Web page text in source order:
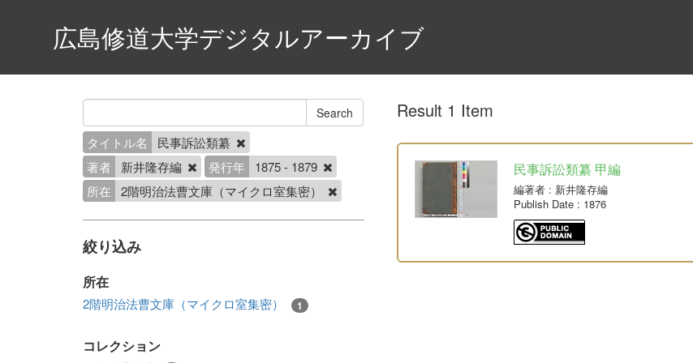
広島修道大学デジタルアーカイブ
タイトル名
民事訴訟類纂
著者
新井隆存編 発行年
1875 - 1879
所在
2階明治法曹文庫（マイクロ室集密）
絞り込み
所在
2階明治法曹文庫（マイクロ室集密） 1
コレクション
Result 1 Item
民事訴訟類纂 甲編
編著者: 新井隆存編
Publish Date: 1876